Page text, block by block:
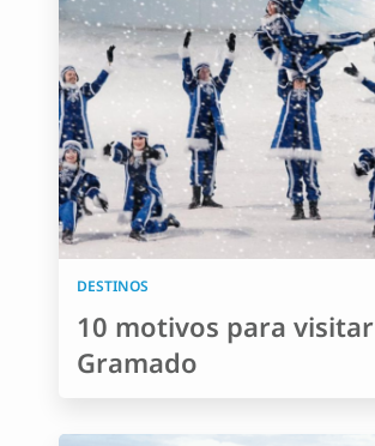
DESTINOS
10 motivos para visitar
Gramado